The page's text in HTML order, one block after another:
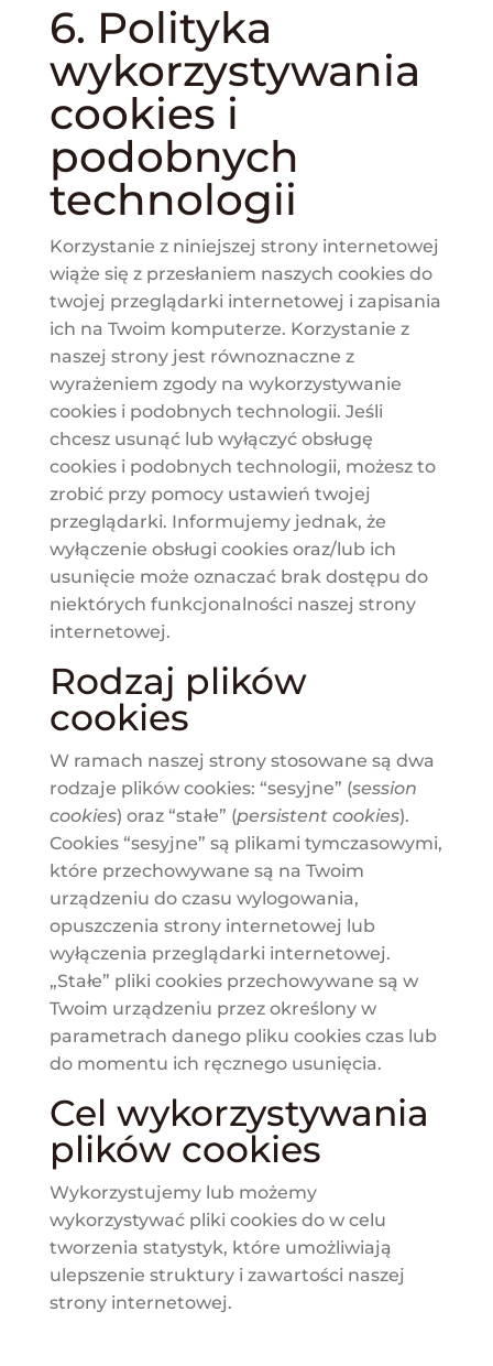
6. Polityka
wykorzystywania
cookies i
podobnych
technologii
Korzystanie z niniejszej strony internetowej
wiąże się z przesłaniem naszych cookies do
twojej przeglądarki internetowej i zapisania
ich na Twoim komputerze. Korzystanie z
naszej strony jest równoznaczne z
wyrażeniem zgody na wykorzystywanie
cookies i podobnych technologii. Jeśli
chcesz usunąć lub wyłączyć obsługę
cookies i podobnych technologii, możesz to
zrobić przy pomocy ustawień twojej
przeglądarki. Informujemy jednak, że
wyłączenie obsługi cookies oraz/lub ich
usunięcie może oznaczać brak dostępu do
niektórych funkcjonalności naszej strony
internetowej.
Rodzaj plików
cookies
W ramach naszej strony stosowane są dwa
rodzaje plików cookies: “sesyjne” (session
cookies) oraz “stałe” (persistent cookies).
Cookies “sesyjne” są plikami tymczasowymi,
które przechowywane są na Twoim
urządzeniu do czasu wylogowania,
opuszczenia strony internetowej lub
wyłączenia przeglądarki internetowej.
„Stałe” pliki cookies przechowywane są w
Twoim urządzeniu przez określony w
parametrach danego pliku cookies czas lub
do momentu ich ręcznego usunięcia.
Cel wykorzystywania
plików cookies
Wykorzystujemy lub możemy
wykorzystywać pliki cookies do w celu
tworzenia statystyk, które umożliwiają
ulepszenie struktury i zawartości naszej
strony internetowej.